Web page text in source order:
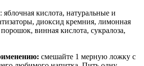
кислота, натуральные и
диоксид кремния, лимонная
винная кислота, сукралоза,
смешайте 1 мерную ложку с